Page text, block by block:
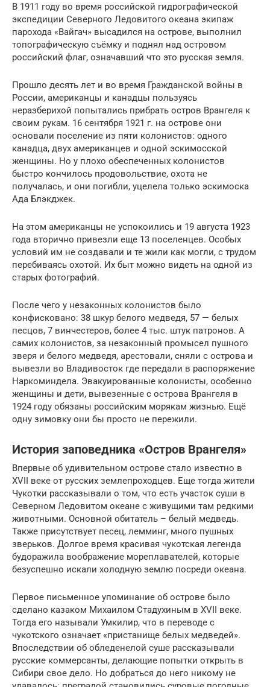
В 1911 году во время российской гидрографической
экспедиции Северного Ледовитого океана экипаж
парохода «Вайгач» высадился на острове, выполнил
топографическую съёмку и поднял над островом
российский флаг, означавший что это русская земля.
Прошло десять лет и во время Гражданской войны в
России, американцы и канадцы пользуясь
неразберихой попытались прибрать остров Врангеля к
своим рукам. 16 сентября 1921 г. на острове они
основали поселение из пяти колонистов: одного
канадца, двух американцев и одной эскимосской
женщины. Но у плохо обеспеченных колонистов
быстро кончилось продовольствие, охота не
получалась, и они погибли, уцелела только эскимоска
Ада Блэкджек.
На этом американцы не успокоились и 19 августа 1923
года вторично привезли еще 13 поселенцев. Особых
условий им не создавали и те жили как могли, с трудом
перебиваясь охотой. Их быт можно видеть на одной из
старых фотографий.
После чего у незаконных колонистов было
конфисковано: 38 шкур белого медведя, 57 — белых
песцов, 7 винчестеров, более 4 тыс. штук патронов. А
самих колонистов, за незаконный промысел пушного
зверя и белого медведя, арестовали, сняли с острова и
вывезли во Владивосток где передали в распоряжение
Наркоминдела. Эвакуированные колонисты, особенно
женщины и дети, вывезенные с острова Врангеля в
1924 году обязаны российским морякам жизнью. Ещё
одну зимовку они бы просто не пережили.
История заповедника «Остров Врангеля»
Впервые об удивительном острове стало известно в
XVII веке от русских землепроходцев. Еще тогда жители
Чукотки рассказывали о том, что есть участок суши в
Северном Ледовитом океане с живущими там редкими
животными. Основной обитатель – белый медведь.
Также присутствует песец, лемминг, много пушных
зверьков. Долгое время красивая чукотская легенда
будоражила воображение мореплавателей, которые
безуспешно искали холодную землю посреди океана.
Первое письменное упоминание об острове было
сделано казаком Михаилом Стадухиным в XVII веке.
Тогда его называли Умкилир, что в переводе с
чукотского означает «пристанище белых медведей».
Впоследствии об обледенелой суше рассказывали
русские коммерсанты, делающие попытки открыть в
Сибири свое дело. Но добраться до него никому не